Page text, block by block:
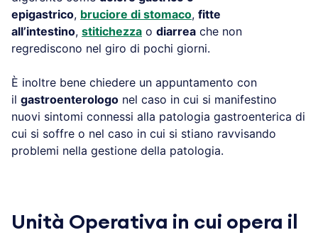
epigastrico, bruciore di stomaco, fitte
all’intestino, stitichezza o diarrea che non
regrediscono nel giro di pochi giorni.
È inoltre bene chiedere un appuntamento con
il gastroenterologo nel caso in cui si manifestino
nuovi sintomi connessi alla patologia gastroenterica di
cui si soffre o nel caso in cui si stiano ravvisando
problemi nella gestione della patologia.
Unità Operativa in cui opera il